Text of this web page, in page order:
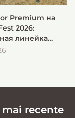
Premium на
2026:
линейка
быстрой и
recente